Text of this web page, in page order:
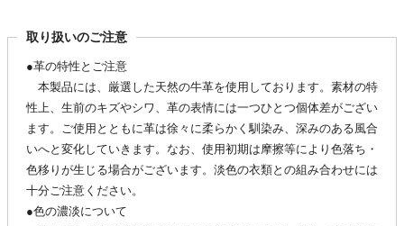
取り扱いのご注意
●革の特性とご注意
本製品には、厳選した天然の牛革を使用しております。素材の特
性上、生前のキズやシワ、革の表情には一つひとつ個体差がござい
ます。ご使用とともに革は徐々に柔らかく馴染み、深みのある風合
いへと変化していきます。なお、使用初期は摩擦等により色落ち・
色移りが生じる場合がございます。淡色の衣類との組み合わせには
十分ご注意ください。
●色の濃淡について